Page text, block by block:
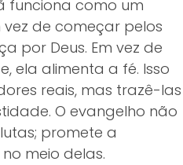
funciona como um
de começar pelos
por Deus. Em vez de
ela alimenta a fé. Isso
reais, mas trazê-las
O evangelho não
promete a
meio delas.